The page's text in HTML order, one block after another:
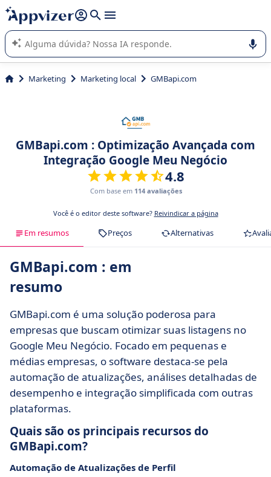
de nossa IA (várias linhas com
A IA do Appvizer o orienta no uso ou na seleção de software
SaaS para sua empresa.
Marketing Marketing local GMBapi.com
GMBapi.com : Optimização Avançada com
Integração Google Meu Negócio
4.8
Com base em 114 avaliações
Você é o editor deste software? Reivindicar a página
Em resumos Preços Alternativas
GMBapi.com : em
resumo
GMBapi.com é uma solução poderosa para
empresas que buscam otimizar suas listagens no
Google Meu Negócio. Focado em pequenas e
médias empresas, o software destaca-se pela
automação de atualizações, análises detalhadas de
desempenho e integração simplificada com outras
plataformas.
Quais são os principais recursos do
GMBapi.com?
Automação de Atualizações de Perfil